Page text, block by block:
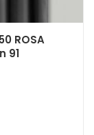
ROSA
91